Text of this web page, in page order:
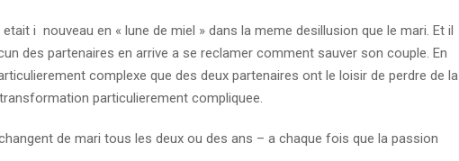
i nouveau en « lune de miel » dans la meme desillusion que le mari. Et il
des partenaires en arrive a se reclamer comment sauver son couple. En
complexe que des deux partenaires ont le loisir de perdre de la
particulierement compliquee.
de mari tous les deux ou des ans – a chaque fois que la passion